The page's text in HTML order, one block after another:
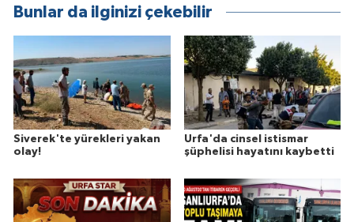
Bunlar da ilginizi çekebilir
Siverek'te yürekleri yakan
olay!
Urfa'da cinsel istismar
şüphelisi hayatını kaybetti